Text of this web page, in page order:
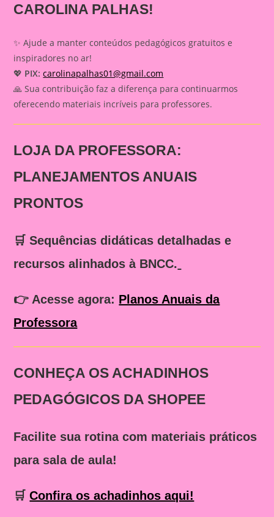
CAROLINA PALHAS!
✨ Ajude a manter conteúdos pedagógicos gratuitos e
inspiradores no ar!
💖 PIX: carolinapalhas01@gmail.com
🙏 Sua contribuição faz a diferença para continuarmos
oferecendo materiais incríveis para professores.
LOJA DA PROFESSORA:
PLANEJAMENTOS ANUAIS
PRONTOS
🛒 Sequências didáticas detalhadas e
recursos alinhados à BNCC.
👉 Acesse agora: Planos Anuais da
Professora
CONHEÇA OS ACHADINHOS
PEDAGÓGICOS DA SHOPEE
Facilite sua rotina com materiais práticos
para sala de aula!
🛒Confira os achadinhos aqui!